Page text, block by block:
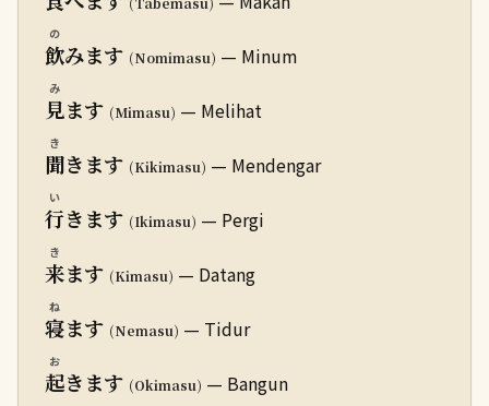
飲
の
みます (Nomimasu) — Minum
見
み
ます (Mimasu) — Melihat
聞
き
きます (Kikimasu) — Mendengar
行
い
きます (Ikimasu) — Pergi
来
き
ます (Kimasu) — Datang
寝
ね
ます (Nemasu) — Tidur
起
お
きます (Okimasu) — Bangun